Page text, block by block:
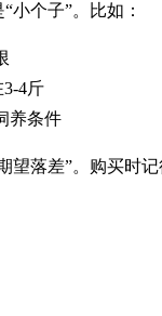
小个子”。比如：
4斤
养条件
落差”。购买时